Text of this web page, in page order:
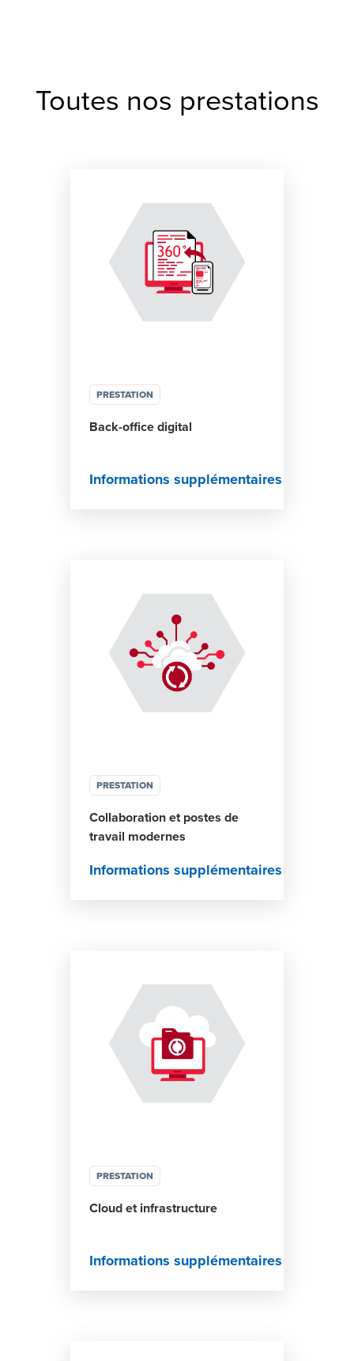
Toutes nos prestations
PRESTATION
Back-office digital
Informations supplémentaires
PRESTATION
Collaboration et postes de
travail modernes
Informations supplémentaires
PRESTATION
Cloud et infrastructure
Informations supplémentaires